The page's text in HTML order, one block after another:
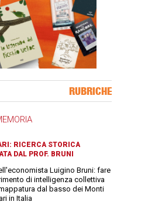
RUBRICHE
RICERCA STORICA
DAL PROF. BRUNI
Luigino Bruni: fare
di intelligenza collettiva
dal basso dei Monti
in Italia